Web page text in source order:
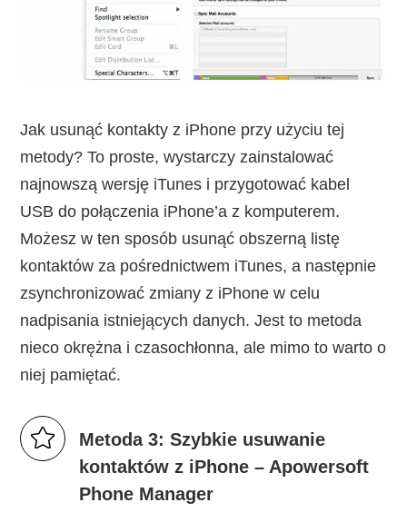
Jak usunąć kontakty z iPhone przy użyciu tej
metody? To proste, wystarczy zainstalować
najnowszą wersję iTunes i przygotować kabel
USB do połączenia iPhone’a z komputerem.
Możesz w ten sposób usunąć obszerną listę
kontaktów za pośrednictwem iTunes, a następnie
zsynchronizować zmiany z iPhone w celu
nadpisania istniejących danych. Jest to metoda
nieco okrężna i czasochłonna, ale mimo to warto o
niej pamiętać.
Metoda 3: Szybkie usuwanie
kontaktów z iPhone – Apowersoft
Phone Manager